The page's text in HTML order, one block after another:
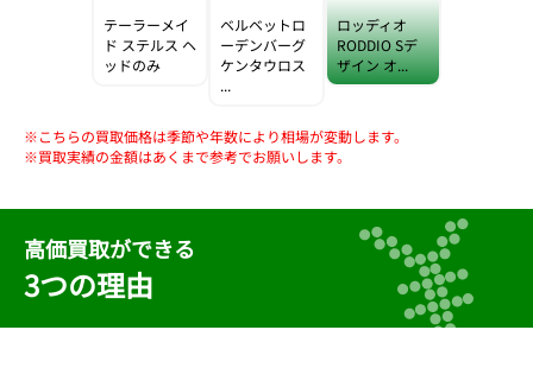
テーラーメイ
ド ステルス ヘ
ッドのみ
ベルベットロ
ーデンバーグ
ケンタウロス
...
ロッディオ
RODDIO Sデ
ザイン オ...
※こちらの買取価格は季節や年数により相場が変動します。
※買取実績の金額はあくまで参考でお願いします。
高価買取ができる
3つの理由